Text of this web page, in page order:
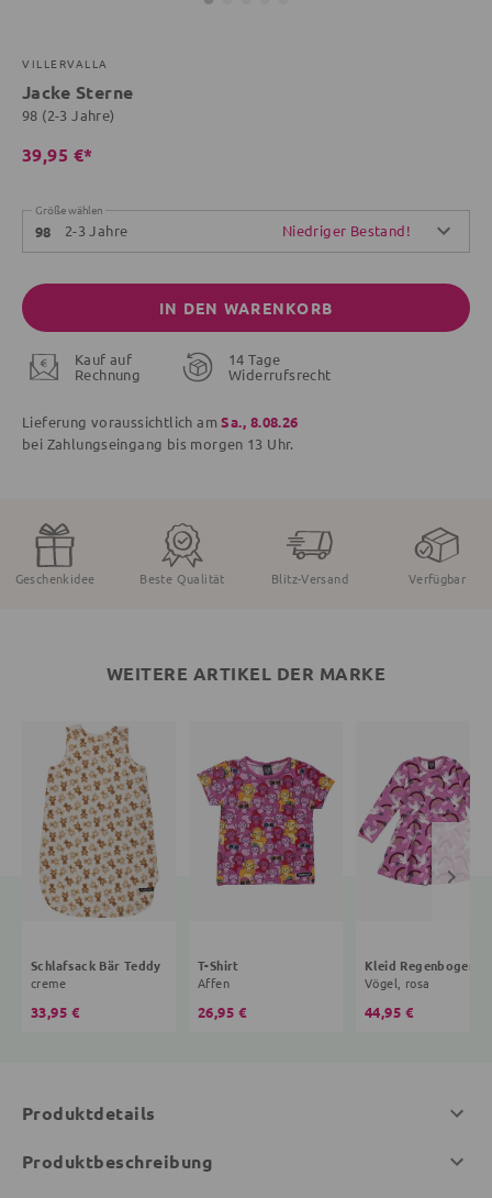
VILLERVALLA
Jacke Sterne
98 (2-3 Jahre)
39,95 €*
Größe wählen
98 2-3 Jahre Niedriger Bestand!
IN DEN WARENKORB
Kauf auf
Rechnung
14 Tage
Widerrufsrecht
Lieferung voraussichtlich amSa., 8.08.26
bei Zahlungseingang bis morgen 13 Uhr.
Geschenkidee Beste Qualität Blitz-Versand Verfügbar
WEITERE ARTIKEL DER MARKE
Schlafsack Bär Teddy
creme
33,95 €
T-Shirt
Affen
26,95 €
Vögel, rosa
44,95 €
Produktdetails
Produktbeschreibung